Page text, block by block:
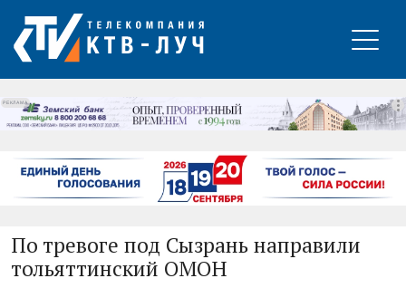
РЕКЛАМА
По тревоге под Сызрань направили
тольяттинский ОМОН